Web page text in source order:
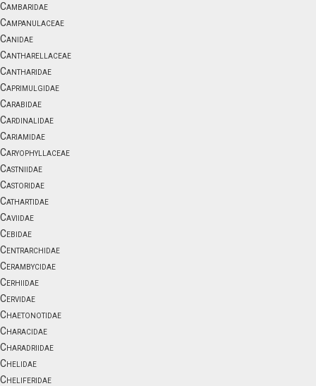
Cambaridae
Campanulaceae
Canidae
Cantharellaceae
Cantharidae
Caprimulgidae
Carabidae
Cardinalidae
Cariamidae
Caryophyllaceae
Castniidae
Castoridae
Cathartidae
Caviidae
Cebidae
Centrarchidae
Cerambycidae
Cerhiidae
Cervidae
Chaetonotidae
Characidae
Charadriidae
Chelidae
Cheliferidae